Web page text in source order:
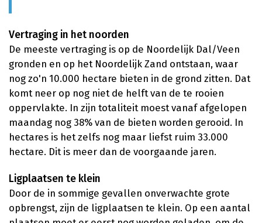
Vertraging in het noorden
De meeste vertraging is op de Noordelijk Dal/Veen
gronden en op het Noordelijk Zand ontstaan, waar
nog zo'n 10.000 hectare bieten in de grond zitten. Dat
komt neer op nog niet de helft van de te rooien
oppervlakte. In zijn totaliteit moest vanaf afgelopen
maandag nog 38% van de bieten worden gerooid. In
hectares is het zelfs nog maar liefst ruim 33.000
hectare. Dit is meer dan de voorgaande jaren.
Ligplaatsen te klein
Door de in sommige gevallen onverwachte grote
opbrengst, zijn de ligplaatsen te klein. Op een aantal